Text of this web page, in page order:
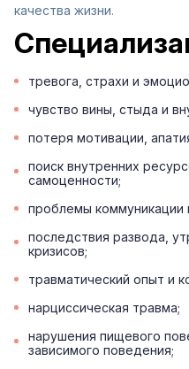
качества жизни.
тревога, страхи и
чувство вины, стыда и
потеря мотивации,
поиск внутренних
самоценности;
проблемы коммуникации
последствия развода,
кризисов;
травматический опыт и
нарциссическая травма;
нарушения пищевого
зависимого поведения;